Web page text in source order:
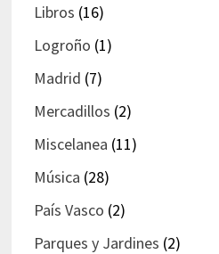
Libros (16)
Logroño (1)
Madrid (7)
Mercadillos (2)
Miscelanea (11)
Música (28)
País Vasco (2)
Parques y Jardines (2)